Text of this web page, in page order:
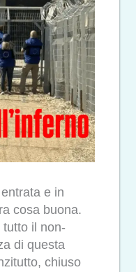
e in
cosa buona.
tutto il non-
di questa
chiuso